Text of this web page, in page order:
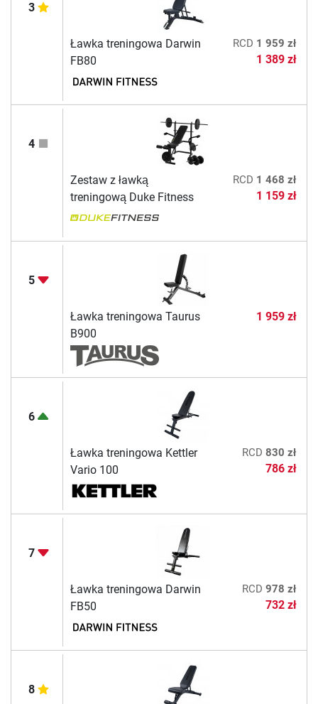
3
Ławka treningowa Darwin
FB80
RCD 1 959 zł
1 389 zł
4
Zestaw z ławką
treningową Duke Fitness
RCD 1 468 zł
1 159 zł
5
Ławka treningowa Taurus
B900
1 959 zł
6
Ławka treningowa Kettler
Vario 100
RCD 830 zł
786 zł
7
Ławka treningowa Darwin
FB50
RCD 978 zł
732 zł
8